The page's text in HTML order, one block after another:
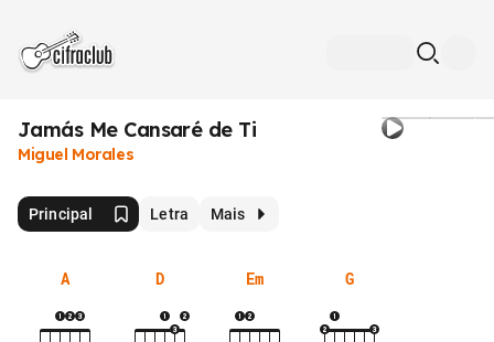
Jamás Me Cansaré de Ti
Miguel Morales
Principal Letra Mais
A D Em G